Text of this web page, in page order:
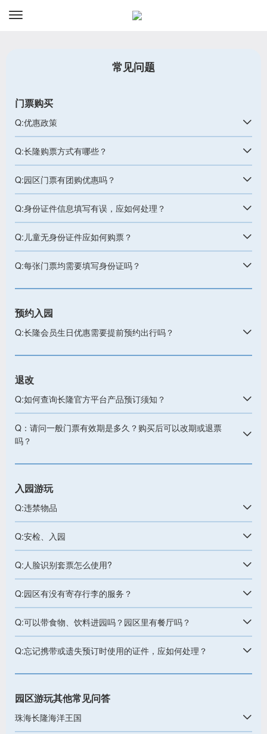
订
常见问题
门票购买
Q:优惠政策
Q:长隆购票方式有哪些？
Q:园区门票有团购优惠吗？
Q:身份证件信息填写有误，应如何处理？
Q:儿童无身份证件应如何购票？
Q:每张门票均需要填写身份证吗？
预约入园
Q:长隆会员生日优惠需要提前预约出行吗？
退改
Q:如何查询长隆官方平台产品预订须知？
Q：请问一般门票有效期是多久？购买后可以改期或退票
吗？
入园游玩
Q:违禁物品
Q:安检、入园
Q:人脸识别套票怎么使用?
Q:园区有没有寄存行李的服务？
Q:可以带食物、饮料进园吗？园区里有餐厅吗？
Q:忘记携带或遗失预订时使用的证件，应如何处理？
园区游玩其他常见问答
珠海长隆海洋王国